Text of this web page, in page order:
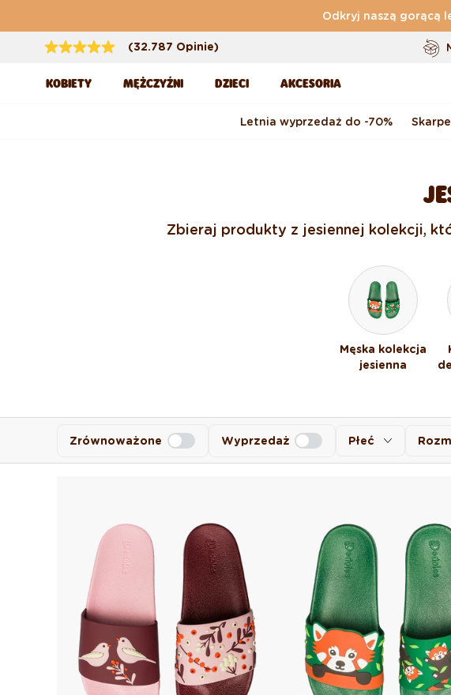
Odkryj naszą gorącą
(32.787 Opinie)
Darmowa
KOBIETY MĘŻCZYŹNI DZIECI AKCESORIA
Letnia wyprzedaż do -70%
Zbieraj produkty z jesiennej kolekcji,
Męska kolekcja
jesienna
Płeć
Zrównoważone Wyprzedaż